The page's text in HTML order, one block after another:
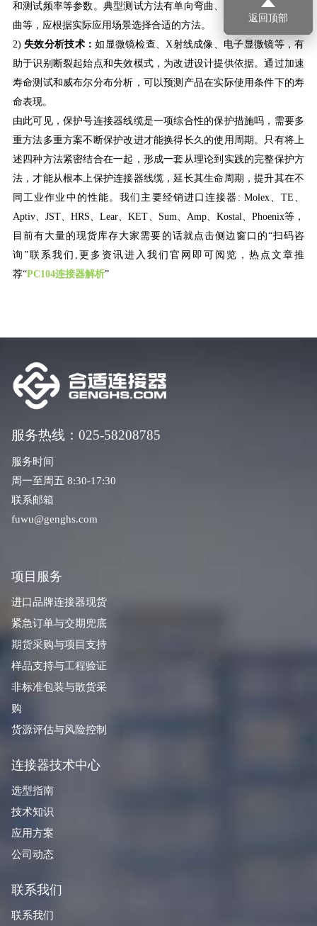
返回顶部
和测试频率等参数。典型测试方法有单向弯曲、双向弯曲、摆臂弯
曲等，应根据实际应用场景选择合适的方法。
2) 失效分析技术：如显微镜检查、X射线成像、电子显微镜等，有
助于识别断裂起始点和失效模式，为改进设计提供依据。通过加速
寿命测试和威布尔分布分析，可以预测产品在实际使用条件下的寿
命表现。
由此可见，保护号连接器线缆是一项综合性的保护措施吗，需要多
重方法多重方案不断保护改进才能换得长久的使用周期。只有将上
述四种方法紧密结合在一起，形成一套从理论到实践的完整保护方
法，才能从根本上保护连接器线缆，延长其生命周期，提升其在不
同工业作业中的性能。我们主要经销进口连接器 : Molex、TE、
Aptiv、JST、HRS、Lear、KET、 Sum、 Amp、Kostal、 Phoenix等，
目前有大量的现货库存大家需要的话就点击侧边窗口的“扫码咨
询”联系我们,更多资讯进入我们官网即可阅览 ，热点文章推
荐“PC104连接器解析”
服务热线：025-58208785
服务时间
周一至周五 8:30-17:30
联系邮箱
fuwu@genghs.com
项目服务
进口品牌连接器现货
紧急订单与交期兜底
期货采购与项目支持
样品支持与工程验证
非标准包装与散货采
购
货源评估与风险控制
连接器技术中心
选型指南
技术知识
应用方案
公司动态
联系我们
联系我们